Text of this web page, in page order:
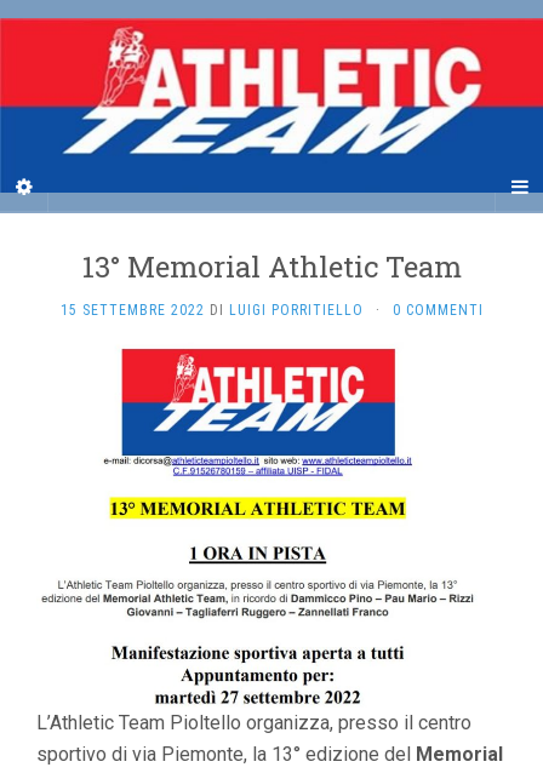
13° Memorial Athletic Team
15 SETTEMBRE 2022 DI LUIGI PORRITIELLO · 0 COMMENTI
L’Athletic Team Pioltello organizza, presso il centro
sportivo di via Piemonte, la 13° edizione del
Memorial